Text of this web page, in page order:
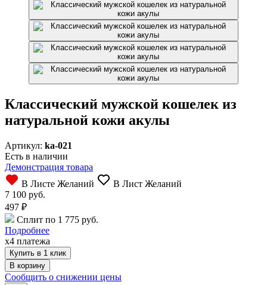
Классический мужской кошелек из
натуральной кожи акулы
Артикул: ka-021
Есть в наличии
Демонстрация товара
В Листе Желаний
В Лист Желаний
7 100 руб.
497 ₽
Сплит по 1 775 руб.
Подробнее
x4 платежа
Купить в 1 клик
Сообщить о снижении цены